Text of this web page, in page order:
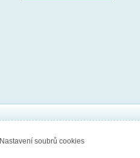
Nastavení soubrů cookies